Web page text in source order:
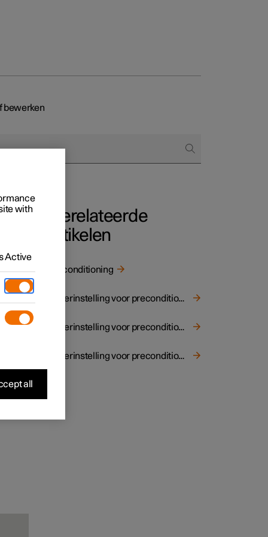
alle aard
bewerken
Gerelateerde
artikelen
Preconditioning
Timerinstelling voor preconditioning
Timerinstelling voor preconditioning activeren en deactiveren
Timerinstelling voor preconditioning verwijderen
with
Active
all